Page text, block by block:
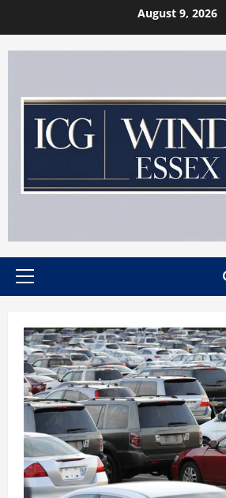
to
content
August 9, 2026
Primary